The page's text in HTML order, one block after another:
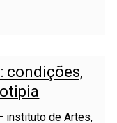
condições,
instituto de Artes,